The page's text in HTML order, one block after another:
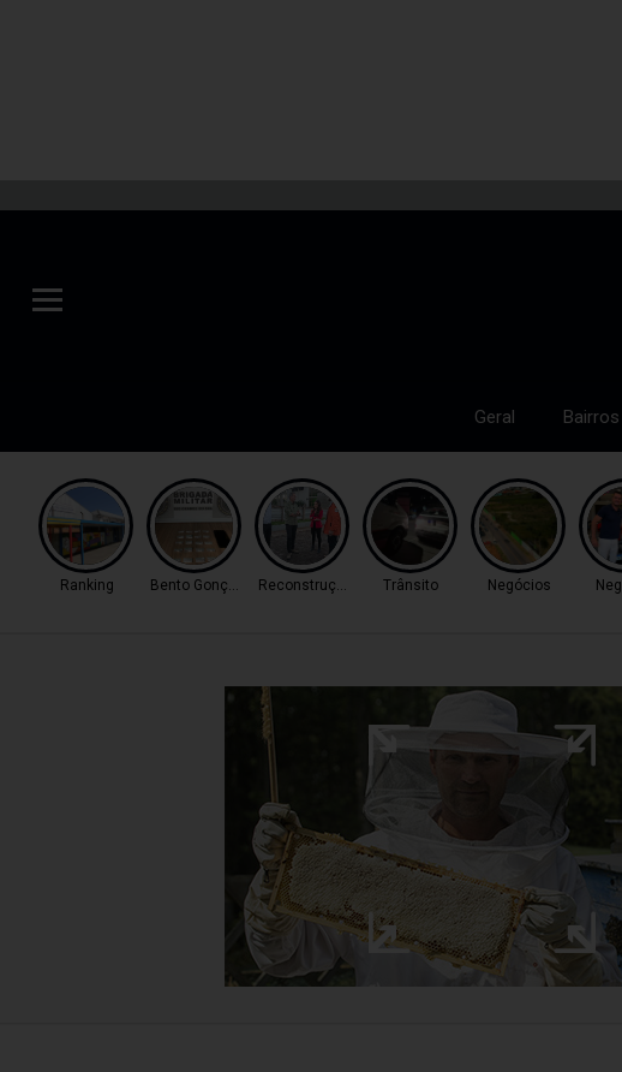
Geral Bairros
Ranking Bento GonçalvesReconstrução Trânsito Negócios